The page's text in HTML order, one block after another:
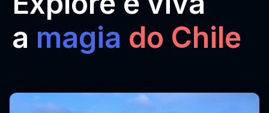
a magia do Chile